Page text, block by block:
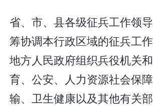
省、市、县各级征兵工作领
筹协调本行政区域的征兵工
地方人民政府组织兵役机关
育、公安、人力资源社会保
输、卫生健康以及其他有关